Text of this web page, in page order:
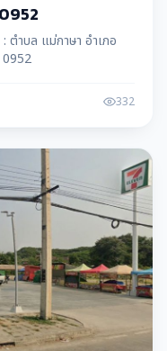
ตำบล แม่กาษา อำเภอ
332